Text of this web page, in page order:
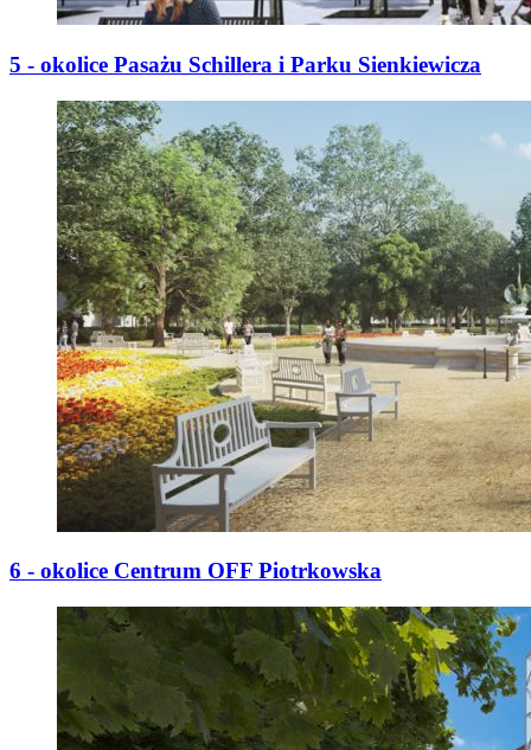
5 - okolice Pasażu Schillera i Parku Sienkiewicza
6 - okolice Centrum OFF Piotrkowska